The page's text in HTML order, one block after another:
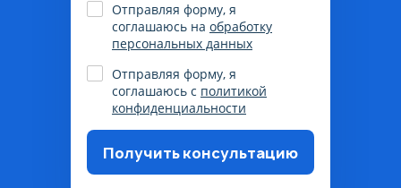
Отправляя форму, я
соглашаюсь на обработку
персональных данных
Отправляя форму, я
соглашаюсь с политикой
конфиденциальности
Получить консультацию